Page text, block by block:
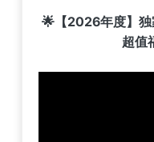
🌟【2026年度】独
超值